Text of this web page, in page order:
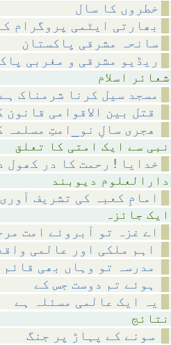
خطروں کا سال
بھارتی ایٹمی پروگرام
سانحہ مشرقی پاکستان
ریڈیو مشرقی و مغربی
مسجد سیل کرنا شرمناک ہے
خدایا ! رحمت کا در کھول
امامِ کعبہ کی تشریف آوری
اے غزہ تو آبروئے امت
یہ ایک عالمی مسئلہ ہے